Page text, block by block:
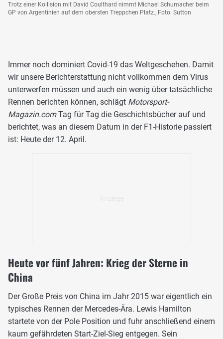
Trotz einer Kollision mit David Coulthard nimmt Michael Schumacher beim
GP von Argentinien auf dem obersten Treppchen Platz., Foto: Sutton
Immer noch dominiert Covid-19 das Weltgeschehen. Damit
wir unsere Berichterstattung nicht vollkommen dem Virus
unterwerfen müssen und auch ein wenig über tatsächliche
Rennen berichten können, schlägt Motorsport-
Magazin.comTag für Tag die Geschichtsbücher auf und
berichtet, was an diesem Datum in der F1-Historie passiert
ist: Heute der 12. April.
Heute vor fünf Jahren: Krieg der Sterne in
China
Der Große Preis von China im Jahr 2015 war eigentlich ein
typisches Rennen der Mercedes-Ära. Lewis Hamilton
startete von der Pole Position und fuhr anschließend einem
kaum gefährdeten Start-Ziel-Sieg entgegen. Sein